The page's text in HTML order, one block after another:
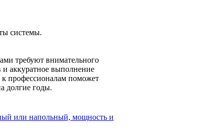
системы.
требуют внимательного
аккуратное выполнение
профессионалам поможет
долгие годы.
или напольный, мощность и